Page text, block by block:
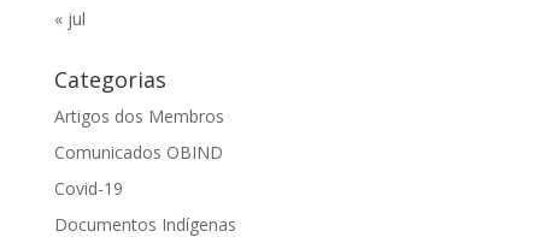
« jul
Categorias
Artigos dos Membros
Comunicados OBIND
Covid-19
Documentos Indígenas